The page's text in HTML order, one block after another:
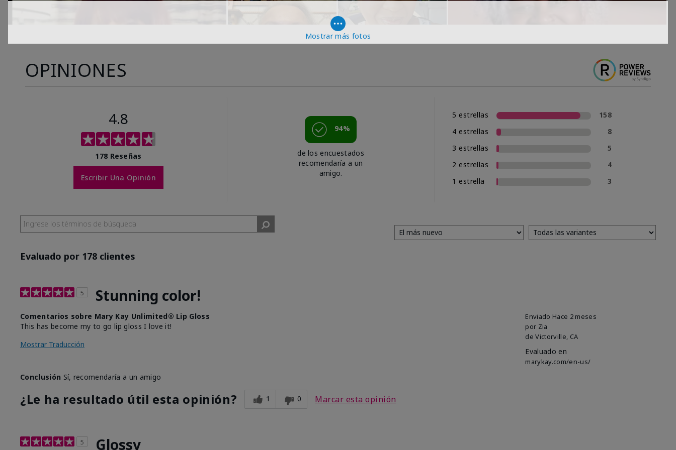
Mostrar más fotos
OPINIONES
4.8
178 Reseñas
Escribir Una Opinión
94%
de los encuestados
recomendaría a un
amigo.
5 estrellas
158
4 estrellas
8
3 estrellas
5
2 estrellas
4
1 estrella
3
Evaluado por 178 clientes
5 Stunning color!
Enviado Hace 2 meses
por Zia
de Victorville, CA
Evaluado en
marykay.com/en-us/
Comentarios sobre Mary Kay Unlimited® Lip Gloss
This has become my to go lip gloss I love it!
Mostrar Traducción
Conclusión Sí, recomendaría a un amigo
¿Le ha resultado útil esta opinión? 1 0 Marcar esta opinión
5 Glossy